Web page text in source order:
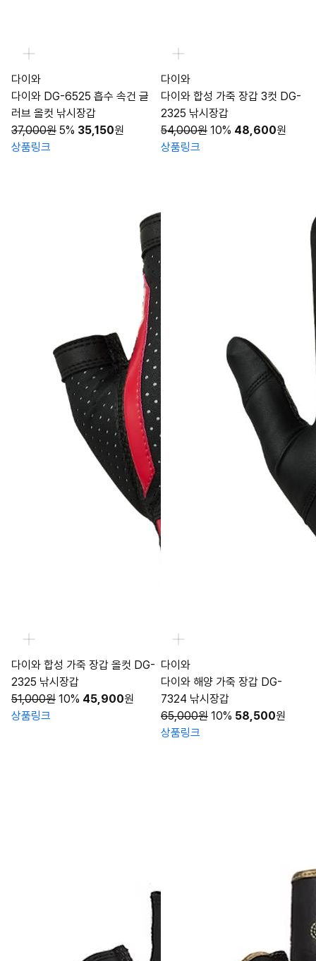
다이와
다이와 DG-6525 흡수 속건 글
러브 올컷 낚시장갑
37,000원 5% 35,150원
상품링크
다이와
다이와 합성 가죽 장갑 3컷 DG-
2325 낚시장갑
54,000원 10% 48,600원
상품링크
다이와 합성 가죽 장갑 올컷 DG-
2325 낚시장갑
51,000원 10% 45,900원
상품링크
다이와
다이와 해양 가죽 장갑 DG-
7324 낚시장갑
65,000원 10% 58,500원
상품링크